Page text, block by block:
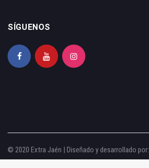
SÍGUENOS
© 2020 Extra Jaén | Diseñado y desarrollado por: